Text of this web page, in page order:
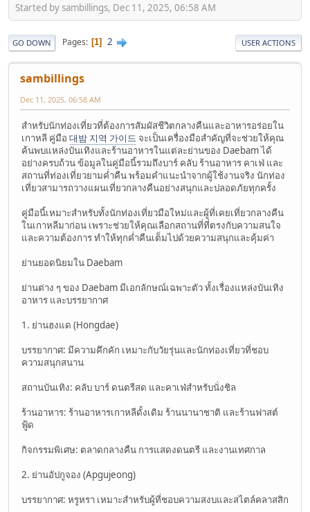
Started by sambillings, Dec 11, 2025, 06:58 AM
GO DOWN Pages 1 2 USER ACTIONS
sambillings
Dec 11, 2025, 06:58 AM
สำหรับนักท่องเที่ยวที่ต้องการสัมผัสชีวิตกลางคืนและอาหารอร่อยใน
เกาหลี คู่มือ 대밤 지역 가이드 จะเป็นเครื่องมือสำคัญที่จะช่วยให้คุณ
ค้นพบแหล่งบันเทิงและร้านอาหารในแต่ละย่านของ Daebam ได้
อย่างครบถ้วน ข้อมูลในคู่มือนี้รวมถึงบาร์ คลับ ร้านอาหาร คาเฟ่ และ
สถานที่ท่องเที่ยวยามค่ำคืน พร้อมคำแนะนำจากผู้ใช้งานจริง นักท่อง
เที่ยวสามารถวางแผนเที่ยวกลางคืนอย่างสนุกและปลอดภัยทุกครั้ง
คู่มือนี้เหมาะสำหรับทั้งนักท่องเที่ยวมือใหม่และผู้ที่เคยเที่ยวกลางคืน
ในเกาหลีมาก่อน เพราะช่วยให้คุณเลือกสถานที่ที่ตรงกับความสนใจ
และความต้องการ ทำให้ทุกค่ำคืนเต็มไปด้วยความสนุกและคุ้มค่า
ย่านยอดนิยมใน Daebam
ย่านต่าง ๆ ของ Daebam มีเอกลักษณ์เฉพาะตัว ทั้งเรื่องแหล่งบันเทิง
อาหาร และบรรยากาศ
1. ย่านฮงแด (Hongdae)
บรรยากาศ: มีความคึกคัก เหมาะกับวัยรุ่นและนักท่องเที่ยวที่ชอบ
ความสนุกสนาน
สถานบันเทิง: คลับ บาร์ ดนตรีสด และคาเฟ่สำหรับนั่งชิล
ร้านอาหาร: ร้านอาหารเกาหลีดั้งเดิม ร้านนานาชาติ และร้านฟาสต์
ฟู้ด
กิจกรรมพิเศษ: ตลาดกลางคืน การแสดงดนตรี และงานเทศกาล
2. ย่านอัปกูจอง (Apgujeong)
บรรยากาศ: หรูหรา เหมาะสำหรับผู้ที่ชอบความสงบและสไตล์คลาสสิก